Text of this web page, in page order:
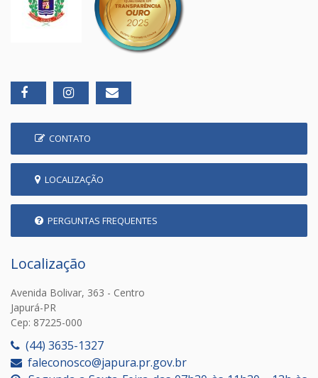
CONTATO
LOCALIZAÇÃO
PERGUNTAS FREQUENTES
Localização
Avenida Bolivar, 363 - Centro
Japurá-PR
Cep: 87225-000
(44) 3635-1327
faleconosco@japura.pr.gov.br